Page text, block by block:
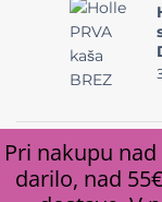
© Copyright
Pri nakupu
darilo, nad